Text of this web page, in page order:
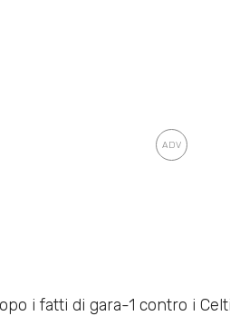
i fatti di gara-1 contro i